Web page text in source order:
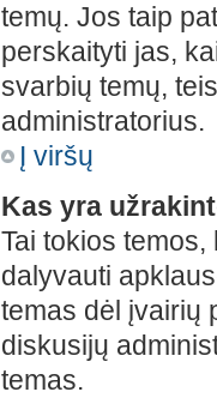
temų. Jos taip
perskaityti jas,
svarbių temų,
administratorius.
Į viršų
Kas yra
Tai tokios
dalyvauti
temas dėl įvairių
diskusijų
temas.